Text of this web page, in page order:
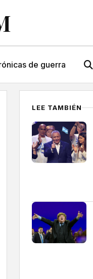
de guerra
LEE TAMBIÉN